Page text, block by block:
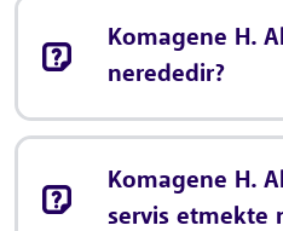
Komagene H.
nerededir?
Komagene H.
servis etmekte